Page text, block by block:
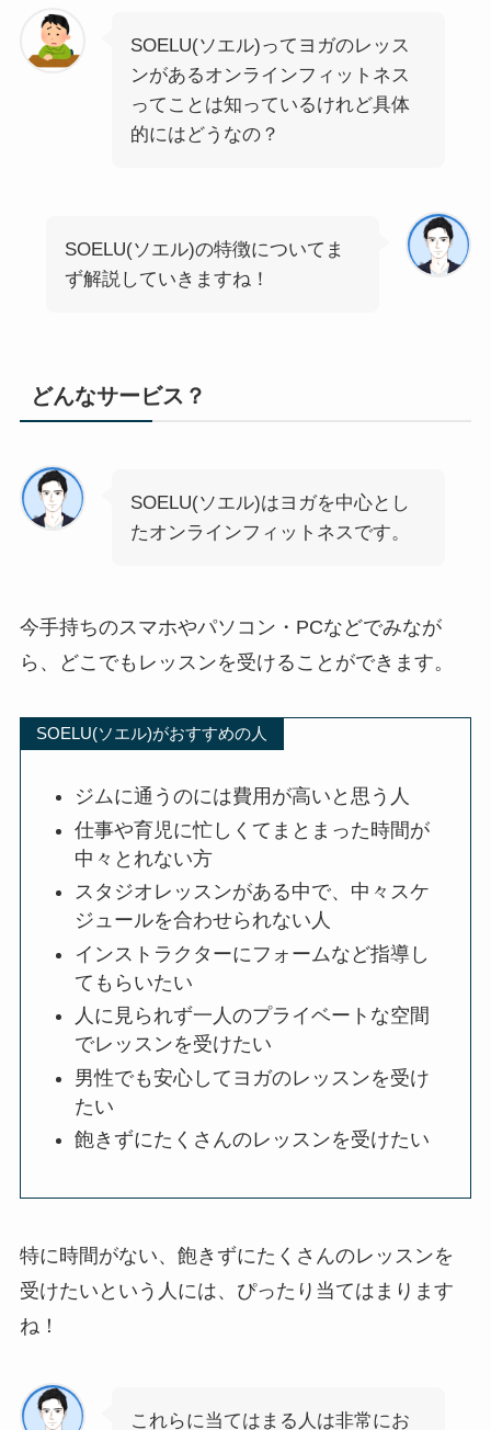
SOELU(ソエル)ってヨガのレッス
ンがあるオンラインフィットネス
ってことは知っているけれど具体
的にはどうなの？
SOELU(ソエル)の特徴についてま
ず解説していきますね！
どんなサービス？
SOELU(ソエル)はヨガを中心とし
たオンラインフィットネスです。
今手持ちのスマホやパソコン・PCなどでみなが
ら、どこでもレッスンを受けることができます。
SOELU(ソエル)がおすすめの人
ジムに通うのには費用が高いと思う人
仕事や育児に忙しくてまとまった時間が
中々とれない方
スタジオレッスンがある中で、中々スケ
ジュールを合わせられない人
インストラクターにフォームなど指導し
てもらいたい
人に見られず一人のプライベートな空間
でレッスンを受けたい
男性でも安心してヨガのレッスンを受け
たい
飽きずにたくさんのレッスンを受けたい
特に時間がない、飽きずにたくさんのレッスンを
受けたいという人には、ぴったり当てはまります
ね！
これらに当てはまる人は非常にお